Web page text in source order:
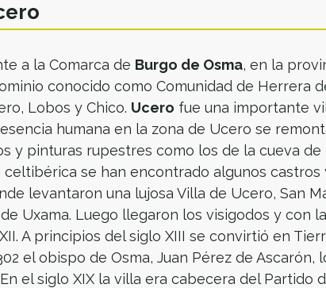
a la Comarca de Burgo de Osma, en la
conocido como Comunidad de Herrera
Lobos y Chico. Ucero fue una importante
humana en la zona de Ucero se
y pinturas rupestres como los de la cueva de
celtibérica se han encontrado algunos
levantaron una lujosa Villa de Ucero, San
Uxama. Luego llegaron los visigodos y
A principios del siglo XIII se convirtió en
el obispo de Osma, Juan Pérez de
el siglo XIX la villa era cabecera del